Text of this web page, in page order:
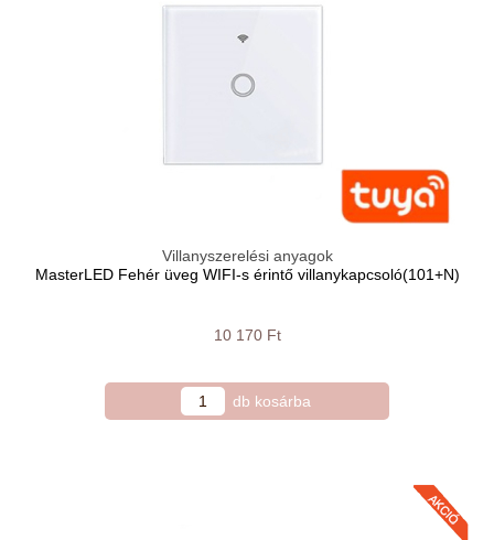
Villanyszerelési anyagok
MasterLED Fehér üveg WIFI-s érintő villanykapcsoló(101+N)
10 170 Ft